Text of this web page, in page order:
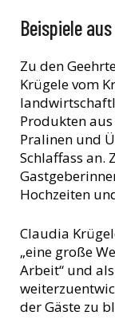
Beispiele
Zu den
Krügele vom
Produkten
Pralinen und
Schlaffass an.
Hochzeiten
Claudia
„eine große
Arbeit“ und
der Gäste zu